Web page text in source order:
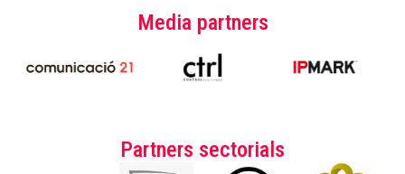
Media partners
Partners sectorials